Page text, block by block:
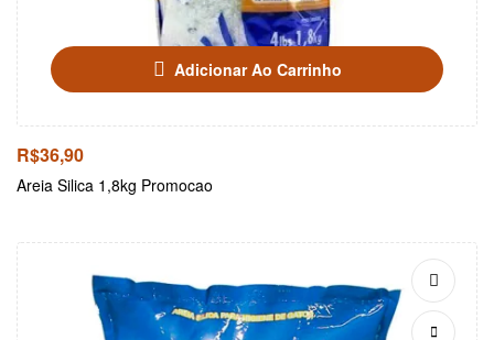
Adicionar Ao Carrinho
R$36,90
Areia Silica 1,8kg Promocao